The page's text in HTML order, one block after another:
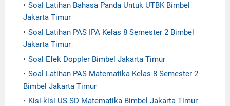
Soal Latihan Bahasa Panda Untuk UTBK Bimbel
Jakarta Timur
Soal Latihan PAS IPA Kelas 8 Semester 2 Bimbel
Jakarta Timur
Soal Efek Doppler Bimbel Jakarta Timur
Soal Latihan PAS Matematika Kelas 8 Semester 2
Bimbel Jakarta Timur
Kisi-kisi US SD Matematika Bimbel Jakarta Timur